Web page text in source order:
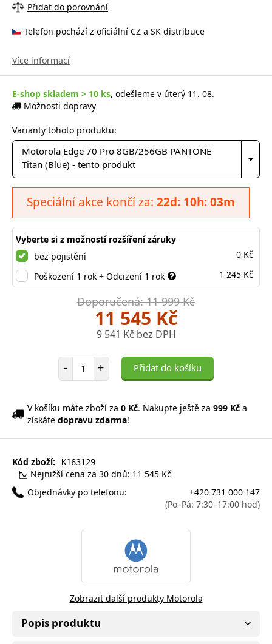
Přidat do porovnání
Telefon pochází z oficiální CZ a SK distribuce
Více informací
E-shop skladem > 10 ks, odešleme v úterý 11. 08.
Možnosti dopravy
Varianty tohoto produktu:
Motorola Edge 70 Pro 8GB/256GB PANTONE
Titan (Blue) - tento produkt
Speciální akce končí za: 22d: 10h: 03m
Vyberte si z možností rozšíření záruky
bez pojistění
0 Kč
Poškození 1 rok + Odcizení 1 rok
1 245 Kč
Doporučená: 11 999 Kč
11 545 Kč
9 541 Kč bez DPH
- Počet položek
+ Přidat do košíku
V košíku máte zboží za 0 Kč. Nakupte ještě za 999 Kč a
získáte dopravu zdarma!
Kód zboží: K163129
Nejnižší cena za 30 dnů: 11 545 Kč
Objednávky po telefonu:
+420 731 000 147
(Po–Pá: 7:30–17:00 hod)
Zobrazit další produkty Motorola
Popis produktu